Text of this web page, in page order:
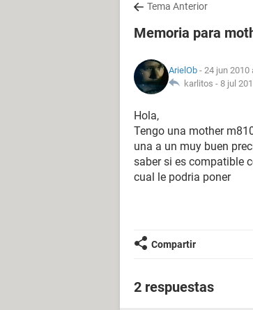
Tema Anterior
Memoria para
ArielOb - 24 jun 2010
karlitos - 8 jul
Hola,
Tengo una mother
una a un muy buen
saber si es compatible
cual le podria poner
Compartir
2 respuestas